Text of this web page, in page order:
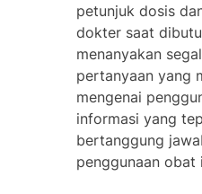
petunjuk dosis
dokter saat
menanyakan
pertanyaan yang
mengenai
informasi yang
bertanggung
penggunaan obat